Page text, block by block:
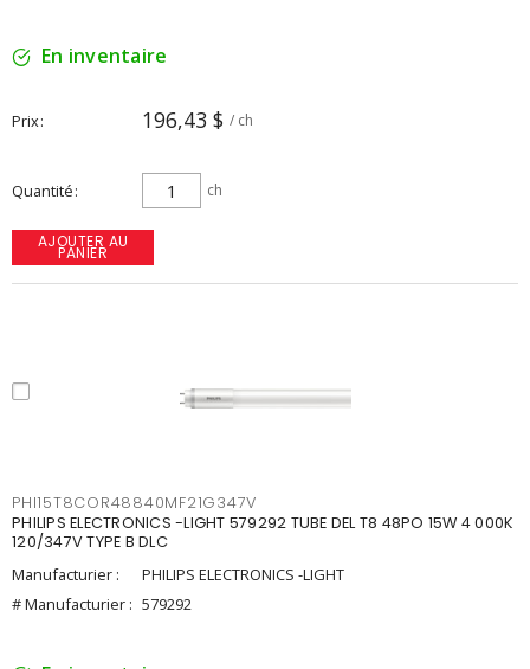
En inventaire
Prix 196,43 $ / ch
Quantité ch
AJOUTER AU
PANIER
PHI15T8COR48840MF21G347V
PHILIPS ELECTRONICS -LIGHT 579292 TUBE DEL T8 48PO 15W 4 000K
120/347V TYPE B DLC
Manufacturier :
PHILIPS ELECTRONICS -LIGHT
# Manufacturier : 579292